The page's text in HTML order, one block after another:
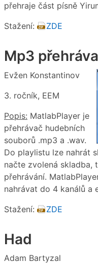
přehraje část písně
Stažení:
ZDE
Mp3
Evžen Konstantinov
3. ročník, EEM
Popis: MatlabPlayer je
přehrávač hudebních
souborů .mp3 a .wav.
Do playlistu lze nahrát
načte zvolená skladba,
přehrávání.
nahrávat do 4 kanálů a
Stažení:
ZDE
Had
Adam Bartyzal